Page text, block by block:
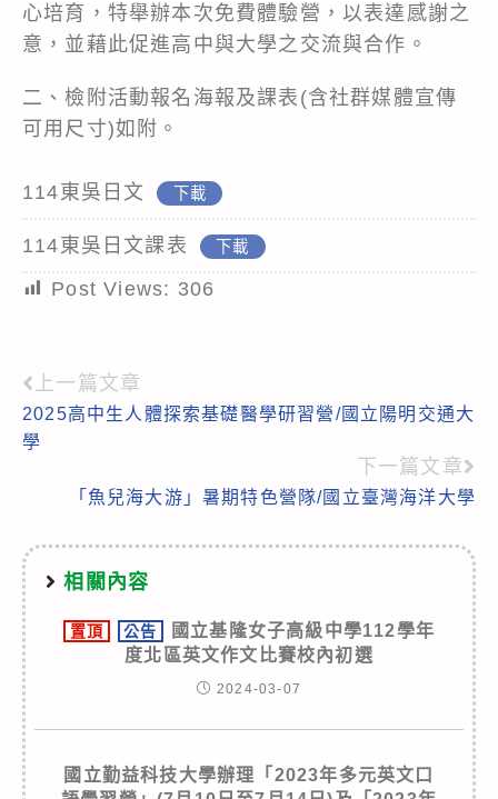
心培育，特舉辦本次免費體驗營，以表達感謝之
意，並藉此促進高中與大學之交流與合作。
二、檢附活動報名海報及課表(含社群媒體宣傳
可用尺寸)如附。
114東吳日文 下載
114東吳日文課表 下載
Post Views: 306
Read
more
上一篇文章
2025高中生人體探索基礎醫學研習營/國立陽明交通大
學
下一篇文章
「魚兒海大游」暑期特色營隊/國立臺灣海洋大學
相關內容
置頂 公告
國立基隆女子高級中學112學年
度北區英文作文比賽校內初選
2024-03-07
國立勤益科技大學辦理「2023年多元英文口